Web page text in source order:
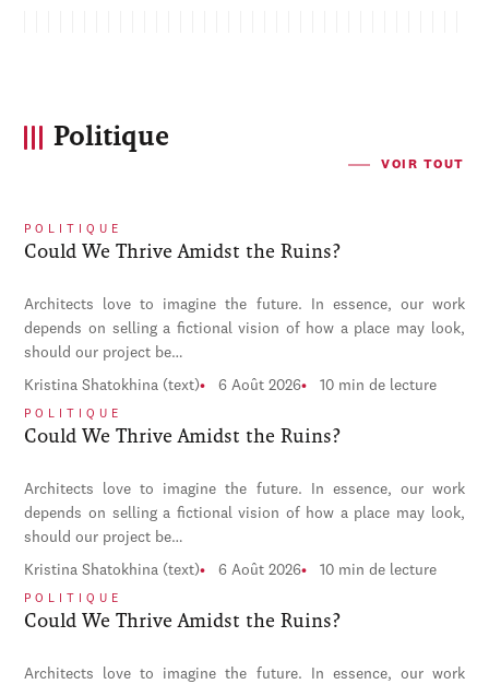
Politique
VOIR TOUT
POLITIQUE
Could We Thrive Amidst the Ruins?
Architects love to imagine the future. In essence, our work
depends on selling a fictional vision of how a place may look,
should our project be…
Kristina Shatokhina (text) 6 Août 2026 10 min de lecture
POLITIQUE
Could We Thrive Amidst the Ruins?
Architects love to imagine the future. In essence, our work
depends on selling a fictional vision of how a place may look,
should our project be…
Kristina Shatokhina (text) 6 Août 2026 10 min de lecture
POLITIQUE
Could We Thrive Amidst the Ruins?
Architects love to imagine the future. In essence, our work